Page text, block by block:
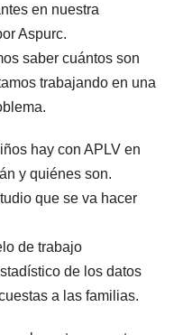
en nuestra
Aspurc.
saber cuántos son
trabajando en una
hay con APLV en
y quiénes son.
que se va hacer
de trabajo
de los datos
a las familias.